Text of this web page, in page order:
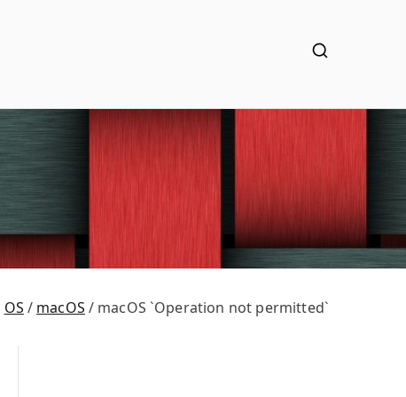
OS macOS macOS `Operation not permitted`